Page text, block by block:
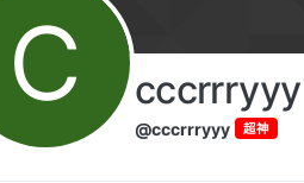
C cccrrryyy
@cccrrryyy 超神